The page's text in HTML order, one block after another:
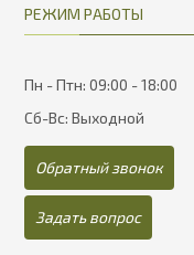
РЕЖИМ РАБОТЫ
Пн - Птн: 09:00 - 18:00
Сб-Вс: Выходной
Обратный звонок
Задать вопрос